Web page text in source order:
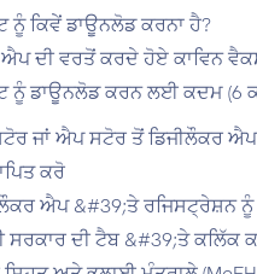
ਨੂੰ ਕਿਵੇਂ ਡਾਊਨਲੋਡ ਕਰਨਾ ਹੈ?
ਦੀ ਵਰਤੋਂ ਕਰਦੇ ਹੋਏ ਕਾਵਿਨ
ਨੂੰ ਡਾਊਨਲੋਡ ਕਰਨ ਲਈ ਕਦਮ (6
ਜਾਂ ਐਪ ਸਟੋਰ ਤੋਂ ਡਿਜੀਲੌਕਰ
ਕਰੋ
ਐਪ &#39;ਤੇ ਰਜਿਸਟ੍ਰੇਸ਼ਨ ਨੂੰ
ਸਰਕਾਰ ਦੀ ਟੈਬ &#39;ਤੇ ਕਲਿੱਕ